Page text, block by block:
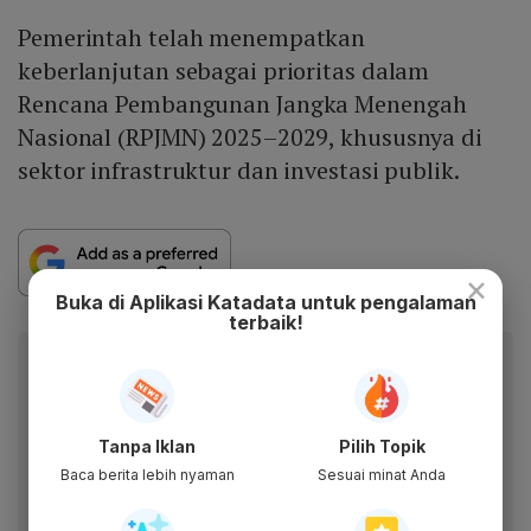
Pemerintah telah menempatkan
keberlanjutan sebagai prioritas dalam
Rencana Pembangunan Jangka Menengah
Nasional (RPJMN) 2025–2029, khususnya di
sektor infrastruktur dan investasi publik.
Berita Katadata.co.id di WhatsApp
Anda
Dapatkan akses cepat ke berita terkini dan data
berharga dari WhatsApp Channel Katadata.co.id
×
Buka di Aplikasi Katadata untuk pengalaman
terbaik!
Tanpa Iklan
Baca berita lebih nyaman
Pilih Topik
Sesuai minat Anda